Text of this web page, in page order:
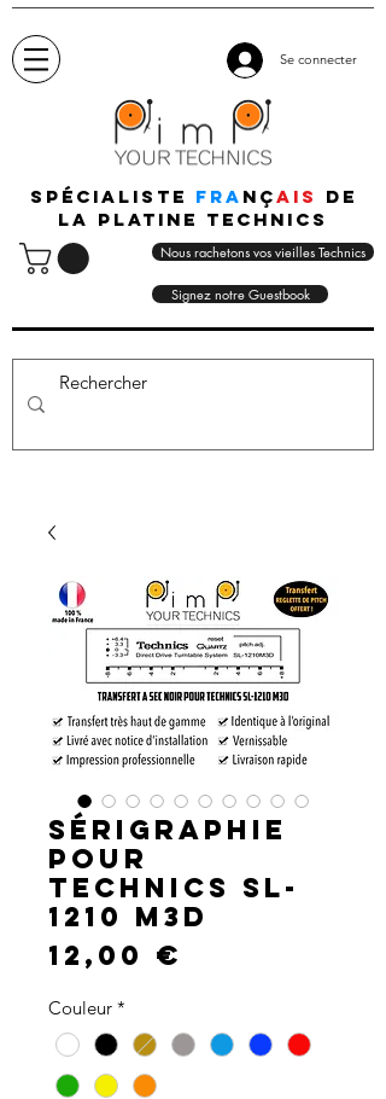
Se connecter
Spécialiste fra nçais
de
la platine technics
Nous rachetons vos vieilles Technics
Signez notre Guestbook
Sérigraphie
pour
Technics SL-
1210 M3D
12,00 €
Couleur *